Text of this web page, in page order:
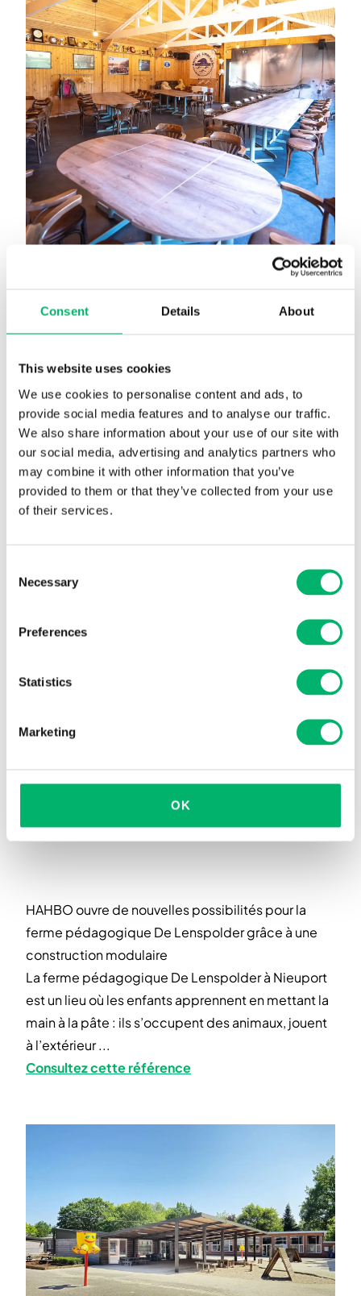
Consent Details About
This website uses cookies
We use cookies to personalise content and ads, to
provide social media features and to analyse our traffic.
We also share information about your use of our site with
our social media, advertising and analytics partners who
may combine it with other information that you’ve
provided to them or that they’ve collected from your use
of their services.
Selection
Necessary
Preferences
Statistics
Marketing
OK
Le club royal de natation Brugse Ijsberen se
réchauffe désormais dans son club-house en bois
Après avoir nagé soixante ans à l’extérieur par tous
les temps, le club royal de natation Brugse Ijsberen
a enfin son propre local. HAHBO, la succursale de
...
Consultez cette référence
HAHBO ouvre de nouvelles possibilités pour la
ferme pédagogique De Lenspolder grâce à une
construction modulaire
La ferme pédagogique De Lenspolder à Nieuport
est un lieu où les enfants apprennent en mettant la
main à la pâte : ils s’occupent des animaux, jouent
à l’extérieur ...
Consultez cette référence